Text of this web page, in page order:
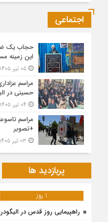
اجتماعی
حجاب یک
این زمینه
۰۵ تیر ۱۴۰۵ - ۲۱:۱۰
مراسم
حسینی در
مراسم
+تصویر
پربازدید ها
1 روز
راهپیمایی روز قدس در